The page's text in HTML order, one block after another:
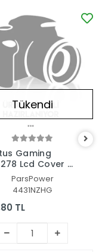
Tükendi
Gaming
Lcd Cover -
Kasası-
Set
ParsPower
4431NZHG
TL